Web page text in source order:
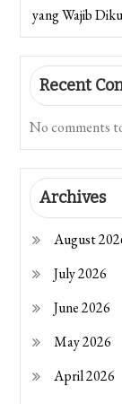
yang Wajib
Recent
No comments
Archives
August
July 2026
June 2026
May 2026
April 2026